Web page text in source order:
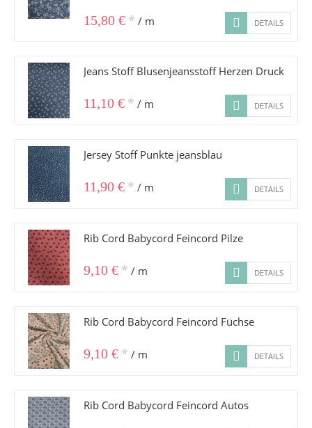
15,80 € * / m DETAILS
Jeans Stoff Blusenjeansstoff Herzen Druck
11,10 € * / m DETAILS
Jersey Stoff Punkte jeansblau
11,90 € * / m DETAILS
Rib Cord Babycord Feincord Pilze
9,10 € * / m DETAILS
Rib Cord Babycord Feincord Füchse
9,10 € * / m DETAILS
Rib Cord Babycord Feincord Autos